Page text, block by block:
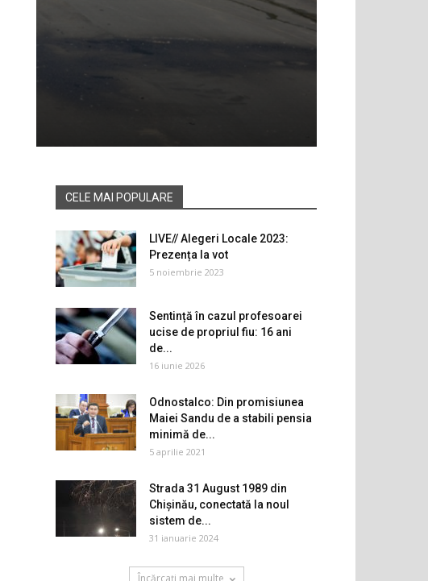
CELE MAI POPULARE
LIVE// Alegeri Locale 2023:
Prezența la vot
5 noiembrie 2023
Sentință în cazul profesoarei
ucise de propriul fiu: 16 ani
de...
16 iunie 2026
Odnostalco: Din promisiunea
Maiei Sandu de a stabili pensia
minimă de...
5 aprilie 2021
Strada 31 August 1989 din
Chișinău, conectată la noul
sistem de...
31 ianuarie 2024
Încărcați mai multe